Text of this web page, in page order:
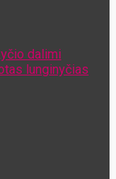
dalimi
lunginyčias